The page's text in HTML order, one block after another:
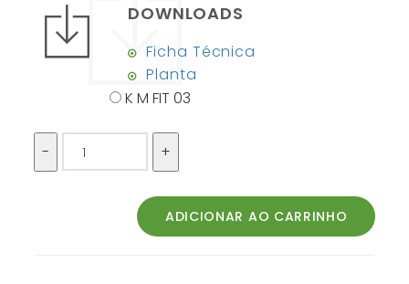
DOWNLOADS
Ficha Técnica
Planta
K M FIT 03